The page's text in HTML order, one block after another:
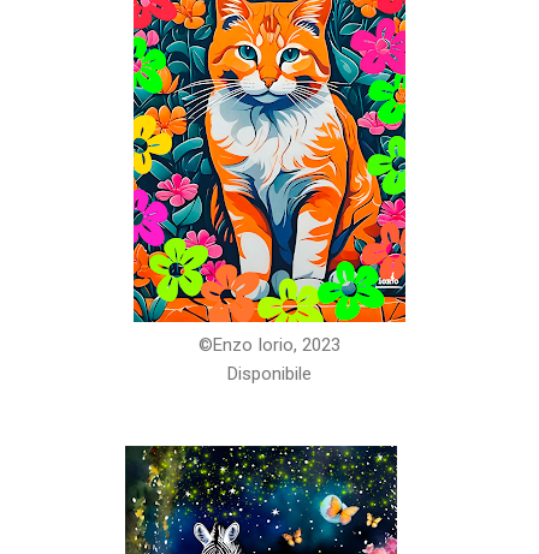
©️Enzo Iorio, 2023
Disponibile